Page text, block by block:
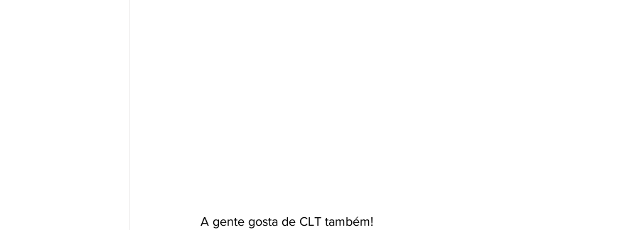
A gente gosta de CLT também!